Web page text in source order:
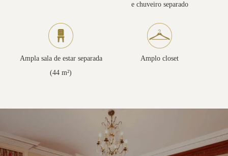
e chuveiro separado
Ampla sala de estar separada
(44 m²)
Amplo closet